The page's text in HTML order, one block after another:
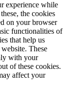
experience while
the cookies
on your browser
functionalities of
that help us
These
with your
of these cookies.
affect your